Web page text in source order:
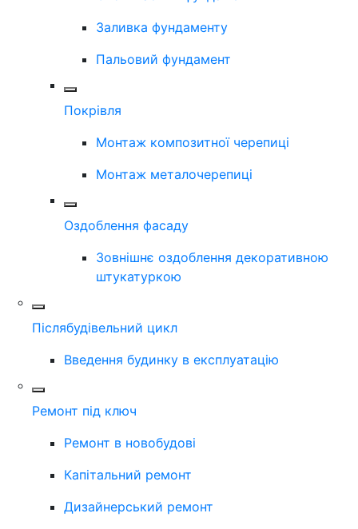
Заливка фундаменту
Пальовий фундамент
Покрівля
Монтаж композитної черепиці
Монтаж металочерепиці
Оздоблення фасаду
Зовнішнє оздоблення декоративною
штукатуркою
Післябудівельний цикл
Введення будинку в експлуатацію
Ремонт під ключ
Ремонт в новобудові
Капітальний ремонт
Дизайнерський ремонт